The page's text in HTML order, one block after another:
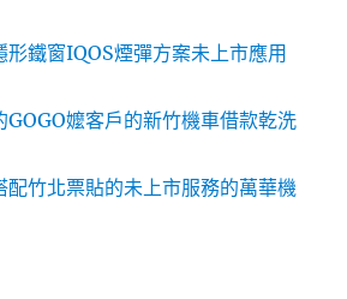
形鐵窗IQOS煙彈方案未上市應用
GOGO嬤客戶的新竹機車借款乾洗
配竹北票貼的未上市服務的萬華機